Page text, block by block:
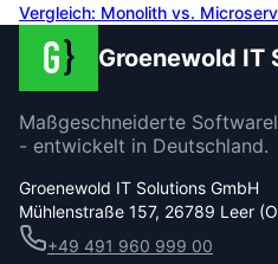
Vergleich: Monolith vs.
Groenewold IT
Maßgeschneiderte
- entwickelt in Deutschland.
Groenewold IT Solutions GmbH
Mühlenstraße 157, 26789 Leer
+49 491 960 999 00